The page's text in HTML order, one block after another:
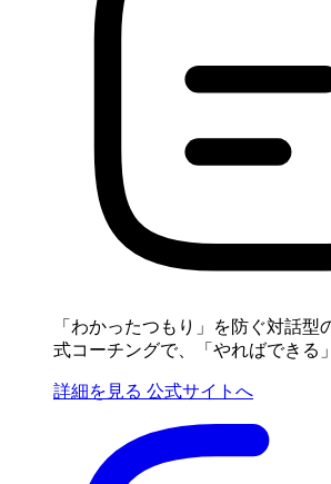
「わかったつもり」を防ぐ対話型
式コーチングで、「やればできる
詳細を見る 公式サイトへ